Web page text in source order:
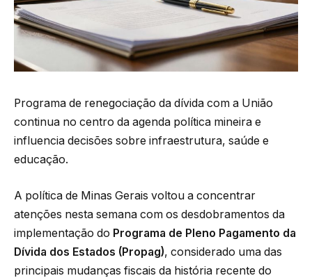
Programa de renegociação da dívida com a União
continua no centro da agenda política mineira e
influencia decisões sobre infraestrutura, saúde e
educação.
A política de Minas Gerais voltou a concentrar
atenções nesta semana com os desdobramentos da
implementação do Programa de Pleno Pagamento da
Dívida dos Estados (Propag), considerado uma das
principais mudanças fiscais da história recente do